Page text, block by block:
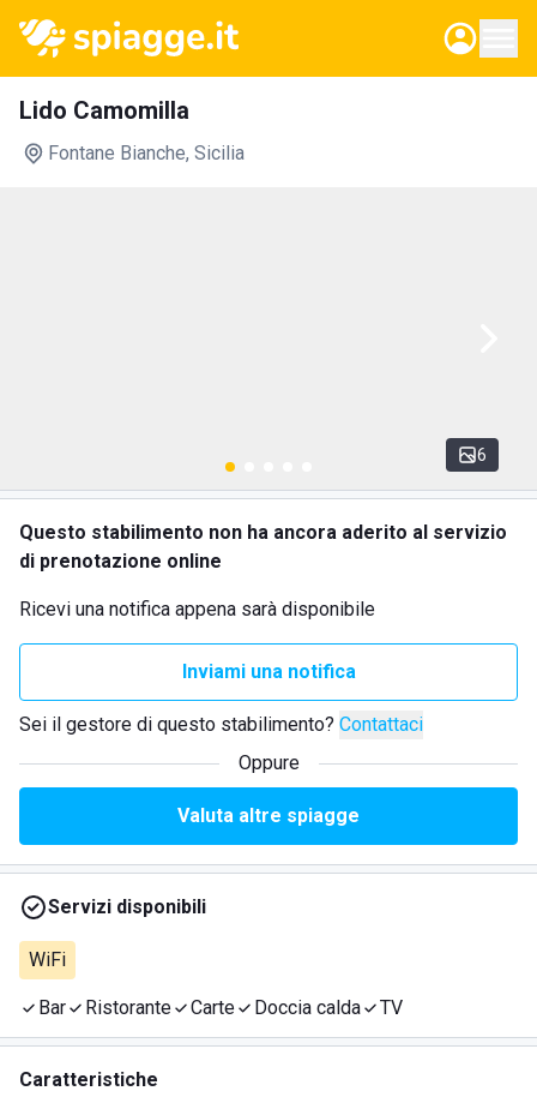
Lido Camomilla
Fontane Bianche, Sicilia
6
Questo stabilimento non ha ancora aderito al servizio
di prenotazione online
Ricevi una notifica appena sarà disponibile
Inviami una notifica
Sei il gestore di questo stabilimento? Contattaci
Oppure
Valuta altre spiagge
Servizi disponibili
WiFi
Bar Ristorante Carte Doccia calda TV
Caratteristiche